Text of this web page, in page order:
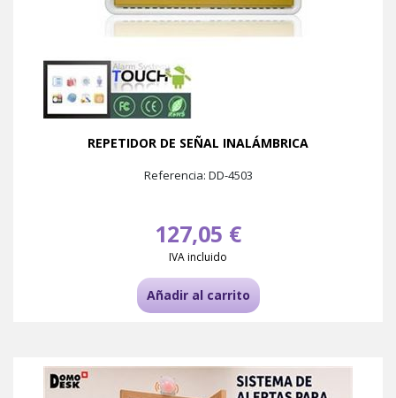
REPETIDOR DE SEÑAL INALÁMBRICA
Referencia: DD-4503
127,05 €
IVA incluido
Añadir al carrito